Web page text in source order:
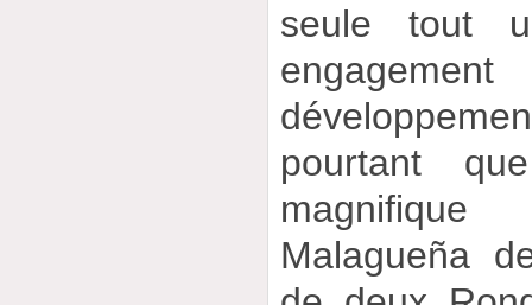
seule tout
pourtant
Malagueña